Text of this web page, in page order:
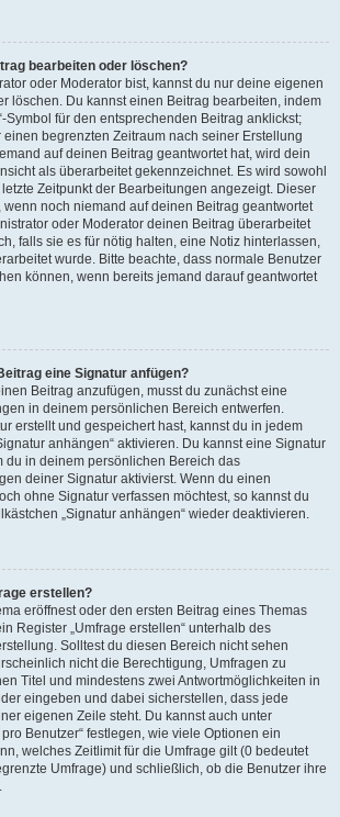
bearbeiten oder löschen?
oder Moderator bist, kannst du nur deine eigenen
löschen. Du kannst einen Beitrag bearbeiten, indem
Symbol für den entsprechenden Beitrag anklickst;
begrenzten Zeitraum nach seiner Erstellung
auf deinen Beitrag geantwortet hat, wird dein
als überarbeitet gekennzeichnet. Es wird sowohl
Zeitpunkt der Bearbeitungen angezeigt. Dieser
wenn noch niemand auf deinen Beitrag geantwortet
oder Moderator deinen Beitrag überarbeitet
falls sie es für nötig halten, eine Notiz hinterlassen,
wurde. Bitte beachte, dass normale Benutzer
können, wenn bereits jemand darauf geantwortet
eine Signatur anfügen?
Beitrag anzufügen, musst du zunächst eine
in deinem persönlichen Bereich entwerfen.
erstellt und gespeichert hast, kannst du in jedem
anhängen“ aktivieren. Du kannst eine Signatur
du in deinem persönlichen Bereich das
deiner Signatur aktivierst. Wenn du einen
ohne Signatur verfassen möchtest, so kannst du
„Signatur anhängen“ wieder deaktivieren.
erstellen?
eröffnest oder den ersten Beitrag eines Themas
Register „Umfrage erstellen“ unterhalb des
Solltest du diesen Bereich nicht sehen
nicht die Berechtigung, Umfragen zu
Titel und mindestens zwei Antwortmöglichkeiten in
eingeben und dabei sicherstellen, dass jede
eigenen Zeile steht. Du kannst auch unter
Benutzer“ festlegen, wie viele Optionen ein
welches Zeitlimit für die Umfrage gilt (0 bedeutet
Umfrage) und schließlich, ob die Benutzer ihre